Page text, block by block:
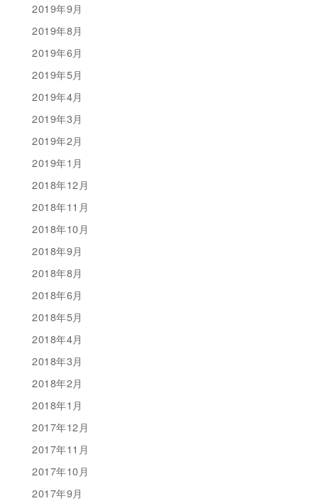
2019年9月
2019年8月
2019年6月
2019年5月
2019年4月
2019年3月
2019年2月
2019年1月
2018年12月
2018年11月
2018年10月
2018年9月
2018年8月
2018年6月
2018年5月
2018年4月
2018年3月
2018年2月
2018年1月
2017年12月
2017年11月
2017年10月
2017年9月